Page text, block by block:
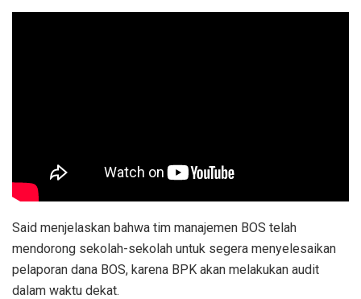
Said menjelaskan bahwa tim manajemen BOS telah
mendorong sekolah-sekolah untuk segera menyelesaikan
pelaporan dana BOS, karena BPK akan melakukan audit
dalam waktu dekat.